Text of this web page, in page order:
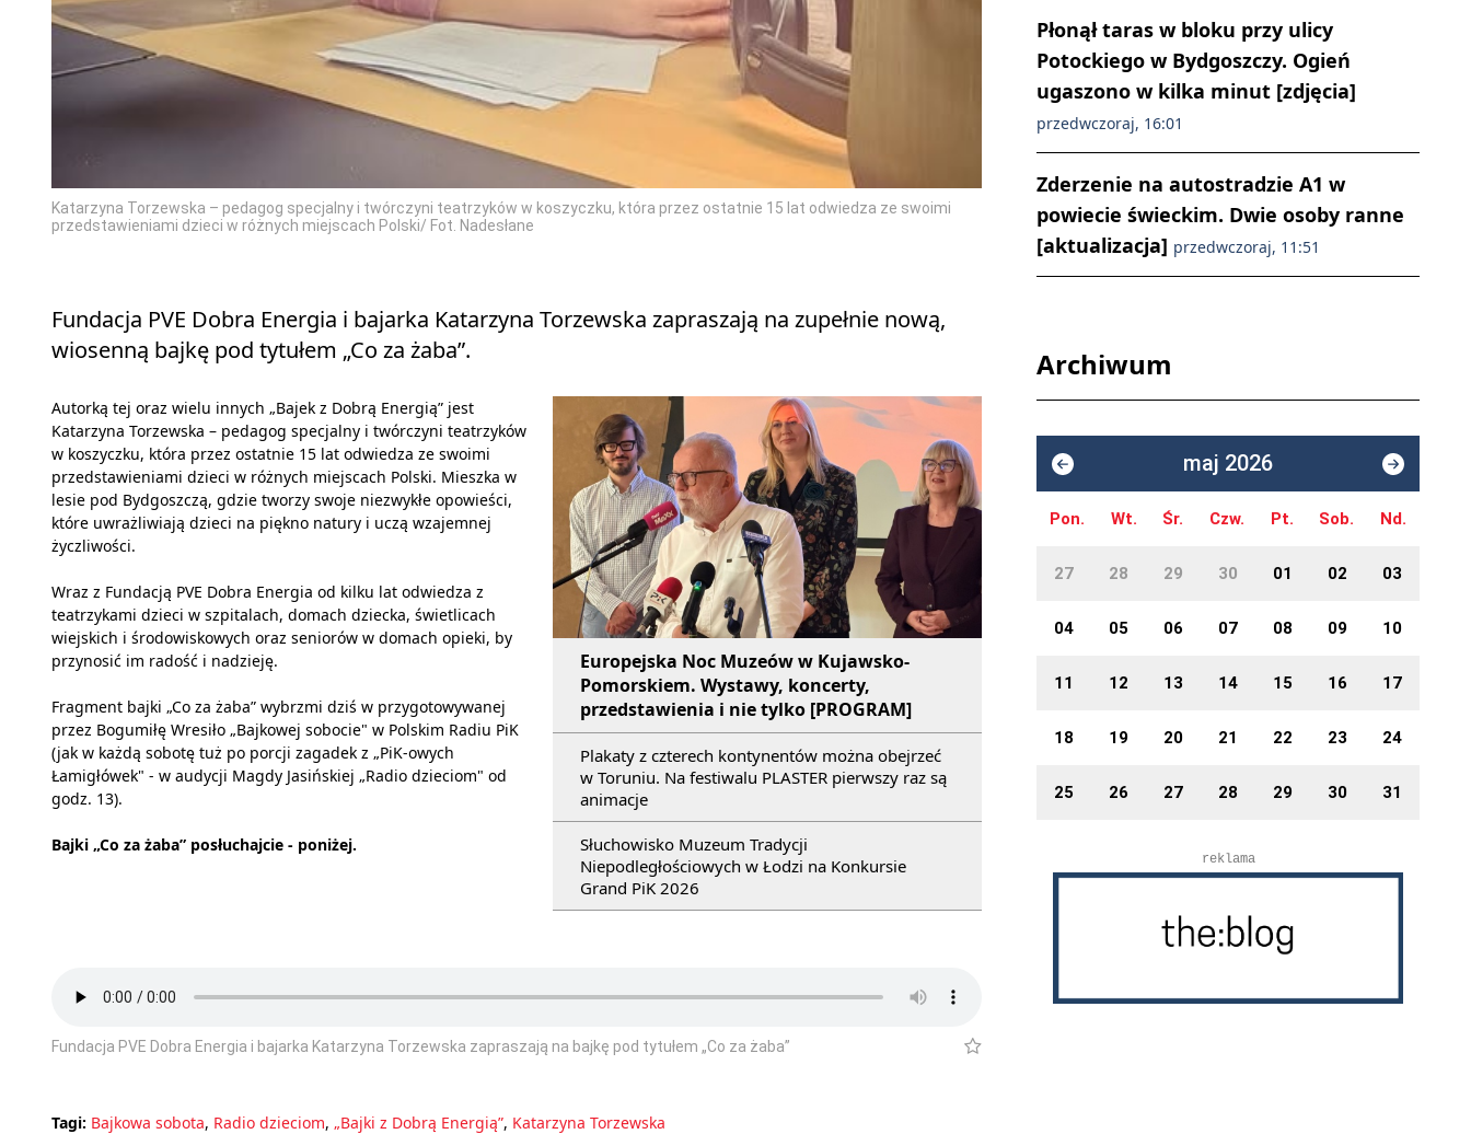
Katarzyna Torzewska – pedagog specjalny i twórczyni teatrzyków w koszyczku, która przez ostatnie 15 lat odwiedza ze swoimi
przedstawieniami dzieci w różnych miejscach Polski/ Fot. Nadesłane
Fundacja PVE Dobra Energia i bajarka Katarzyna Torzewska zapraszają na zupełnie nową,
wiosenną bajkę pod tytułem „Co za żaba”.
Europejska Noc Muzeów w Kujawsko-
Pomorskiem. Wystawy, koncerty,
przedstawienia i nie tylko [PROGRAM]
Plakaty z czterech kontynentów można obejrzeć
w Toruniu. Na festiwalu PLASTER pierwszy raz są
animacje
Słuchowisko Muzeum Tradycji
Niepodległościowych w Łodzi na Konkursie
Grand PiK 2026
Autorką tej oraz wielu innych „Bajek z Dobrą Energią” jest
Katarzyna Torzewska – pedagog specjalny i twórczyni teatrzyków
w koszyczku, która przez ostatnie 15 lat odwiedza ze swoimi
przedstawieniami dzieci w różnych miejscach Polski. Mieszka w
lesie pod Bydgoszczą, gdzie tworzy swoje niezwykłe opowieści,
które uwrażliwiają dzieci na piękno natury i uczą wzajemnej
życzliwości.
Wraz z Fundacją PVE Dobra Energia od kilku lat odwiedza z
teatrzykami dzieci w szpitalach, domach dziecka, świetlicach
wiejskich i środowiskowych oraz seniorów w domach opieki, by
przynosić im radość i nadzieję.
Fragment bajki „Co za żaba” wybrzmi dziś w przygotowywanej
przez Bogumiłę Wresiło „Bajkowej sobocie" w Polskim Radiu PiK
(jak w każdą sobotę tuż po porcji zagadek z „PiK-owych
Łamigłówek" - w audycji Magdy Jasińskiej „Radio dzieciom" od
godz. 13).
Bajki „Co za żaba” posłuchajcie - poniżej.
Fundacja PVE Dobra Energia i bajarka Katarzyna Torzewska zapraszają na bajkę pod tytułem „Co za żaba”
Tagi: Bajkowa sobota, Radio dzieciom, „Bajki z Dobrą Energią”, Katarzyna Torzewska
Płonął taras w bloku przy ulicy
Potockiego w Bydgoszczy. Ogień
ugaszono w kilka minut [zdjęcia]
przedwczoraj, 16:01
Zderzenie na autostradzie A1 w
powiecie świeckim. Dwie osoby ranne
[aktualizacja] przedwczoraj, 11:51
Archiwum
maj 2026
Pon. Wt. Śr. Czw. Pt. Sob. Nd.
27 28 29 30 01 02 03
04 05 06 07 08 09 10
11 12 13 14 15 16 17
18 19 20 21 22 23 24
25 26 27 28 29 30 31
reklama